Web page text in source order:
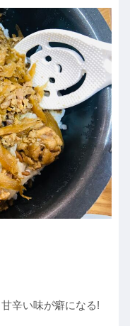
辛い味が癖になる!